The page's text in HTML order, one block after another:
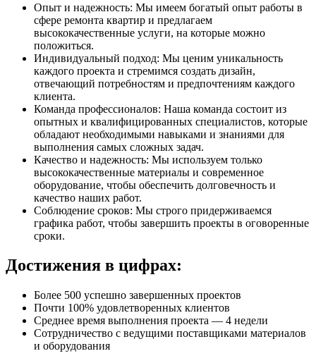
Опыт и надежность: Мы имеем богатый опыт работы в
сфере ремонта квартир и предлагаем
высококачественные услуги, на которые можно
положиться.
Индивидуальный подход: Мы ценим уникальность
каждого проекта и стремимся создать дизайн,
отвечающий потребностям и предпочтениям каждого
клиента.
Команда профессионалов: Наша команда состоит из
опытных и квалифицированных специалистов, которые
обладают необходимыми навыками и знаниями для
выполнения самых сложных задач.
Качество и надежность: Мы используем только
высококачественные материалы и современное
оборудование, чтобы обеспечить долговечность и
качество наших работ.
Соблюдение сроков: Мы строго придерживаемся
графика работ, чтобы завершить проекты в оговоренные
сроки.
Достижения в цифрах:
Более 500 успешно завершенных проектов
Почти 100% удовлетворенных клиентов
Среднее время выполнения проекта — 4 недели
Сотрудничество с ведущими поставщиками материалов
и оборудования